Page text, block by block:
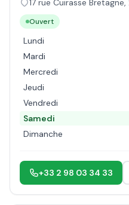
17 rue Cuirasse Bretagne,
Ouvert
Lundi
Mardi
Mercredi
Jeudi
Vendredi
Samedi
Dimanche
+33 2 98 03 34 33